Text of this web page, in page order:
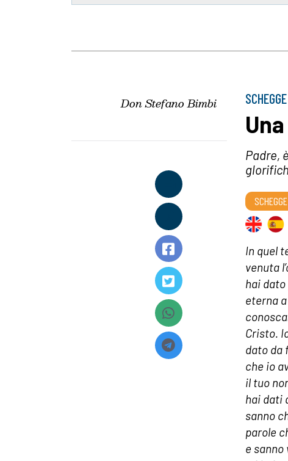
Don Stefano Bimbi
Padre,
In quel
venuta
hai
eterna
Cristo.
dato da
che io
il tuo
hai dati
sanno
parole
e